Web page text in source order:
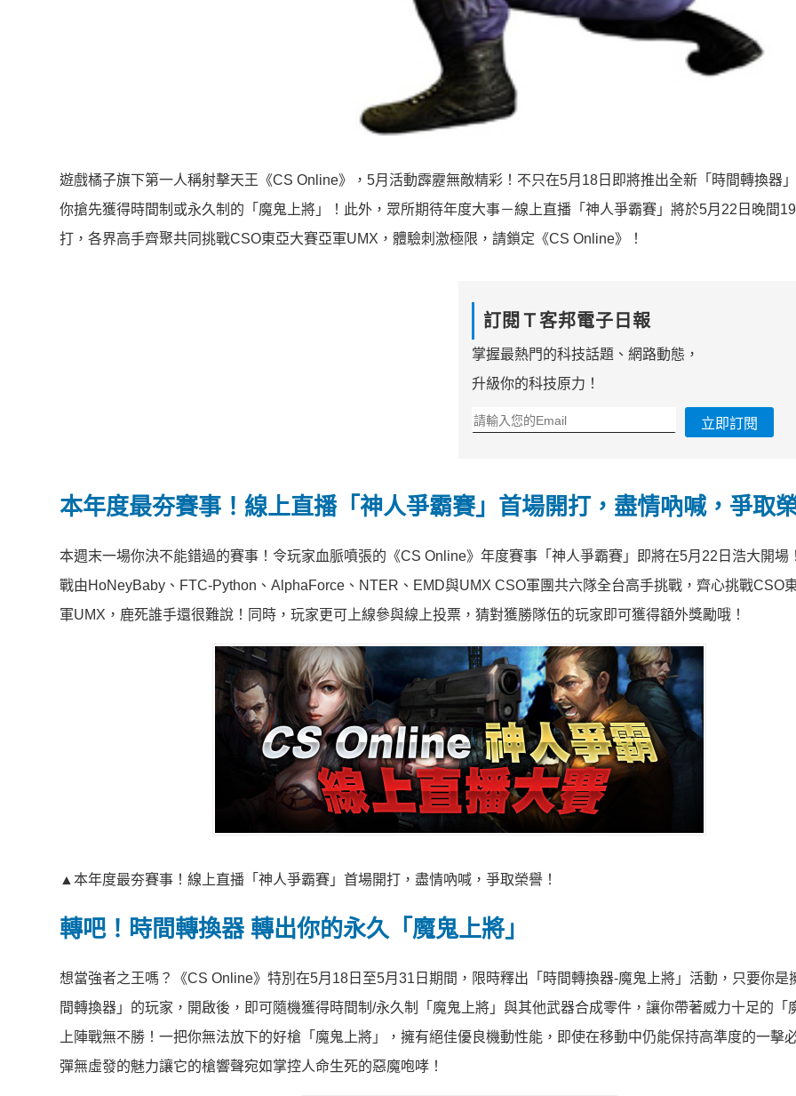
遊戲橘子旗下第一人稱射擊天王《CS Online》，5月活動霹靂無敵精彩！不只在5月18日即將推出全新「時間轉換器
你搶先獲得時間制或永久制的「魔鬼上將」！此外，眾所期待年度大事－線上直播「神人爭霸賽」將於5月22日晚間
打，各界高手齊聚共同挑戰CSO東亞大賽亞軍UMX，體驗刺激極限，請鎖定《CS Online》！
訂閱Ｔ客邦電子日報
掌握最熱門的科技話題、網路動態，
升級你的科技原力！
立即訂閱
本年度最夯賽事！線上直播「神人爭霸賽」首場開打，盡情吶喊，爭取
本週末一場你決不能錯過的賽事！令玩家血脈噴張的《CS Online》年度賽事「神人爭霸賽」即將在5月22日浩大開場
戰由HoNeyBaby、FTC-Python、AlphaForce、NTER、EMD與UMX CSO軍團共六隊全台高手挑戰，齊心挑戰CSO
軍UMX，鹿死誰手還很難說！同時，玩家更可上線參與線上投票，猜對獲勝隊伍的玩家即可獲得額外獎勵哦！
▲本年度最夯賽事！線上直播「神人爭霸賽」首場開打，盡情吶喊，爭取榮譽！
轉吧！時間轉換器 轉出你的永久「魔鬼上將」
想當強者之王嗎？《CS Online》特別在5月18日至5月31日期間，限時釋出「時間轉換器-魔鬼上將」活動，只要你是
間轉換器」的玩家，開啟後，即可隨機獲得時間制/永久制「魔鬼上將」與其他武器合成零件，讓你帶著威力十足的「
上陣戰無不勝！一把你無法放下的好槍「魔鬼上將」，擁有絕佳優良機動性能，即使在移動中仍能保持高準度的一擊
彈無虛發的魅力讓它的槍響聲宛如掌控人命生死的惡魔咆哮！